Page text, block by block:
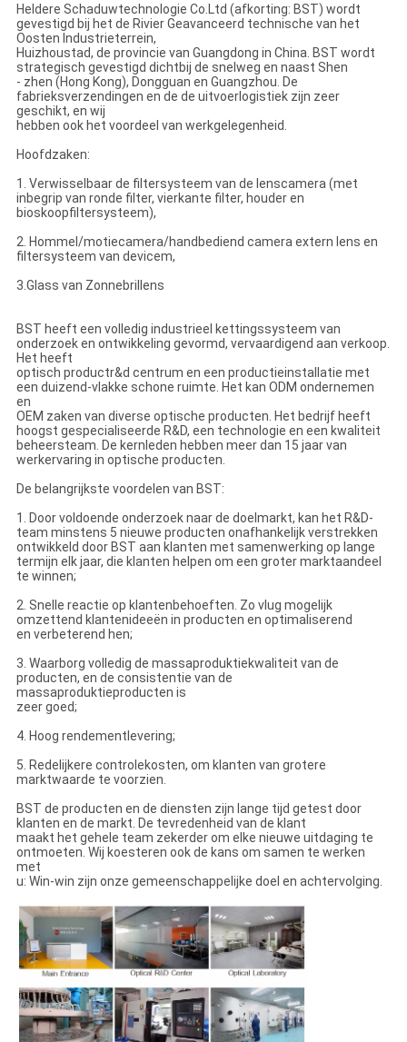
Heldere Schaduwtechnologie Co.Ltd (afkorting: BST) wordt
gevestigd bij het de Rivier Geavanceerd technische van het
Oosten Industrieterrein,
Huizhoustad, de provincie van Guangdong in China. BST wordt
strategisch gevestigd dichtbij de snelweg en naast Shen
- zhen (Hong Kong), Dongguan en Guangzhou. De
fabrieksverzendingen en de de uitvoerlogistiek zijn zeer
geschikt, en wij
hebben ook het voordeel van werkgelegenheid.
Hoofdzaken:
1. Verwisselbaar de filtersysteem van de lenscamera (met
inbegrip van ronde filter, vierkante filter, houder en
bioskoopfiltersysteem),
2. Hommel/motiecamera/handbediend camera extern lens en
filtersysteem van devicem,
3.Glass van Zonnebrillens
BST heeft een volledig industrieel kettingssysteem van
onderzoek en ontwikkeling gevormd, vervaardigend aan verkoop.
Het heeft
optisch productr&d centrum en een productieinstallatie met
een duizend-vlakke schone ruimte. Het kan ODM ondernemen
en
OEM zaken van diverse optische producten. Het bedrijf heeft
hoogst gespecialiseerde R&D, een technologie en een kwaliteit
beheersteam. De kernleden hebben meer dan 15 jaar van
werkervaring in optische producten.
De belangrijkste voordelen van BST:
1. Door voldoende onderzoek naar de doelmarkt, kan het R&D-
team minstens 5 nieuwe producten onafhankelijk verstrekken
ontwikkeld door BST aan klanten met samenwerking op lange
termijn elk jaar, die klanten helpen om een groter marktaandeel
te winnen;
2. Snelle reactie op klantenbehoeften. Zo vlug mogelijk
omzettend klantenideeën in producten en optimaliserend
en verbeterend hen;
3. Waarborg volledig de massaproduktiekwaliteit van de
producten, en de consistentie van de
massaproduktieproducten is
zeer goed;
4. Hoog rendementlevering;
5. Redelijkere controlekosten, om klanten van grotere
marktwaarde te voorzien.
BST de producten en de diensten zijn lange tijd getest door
klanten en de markt. De tevredenheid van de klant
maakt het gehele team zekerder om elke nieuwe uitdaging te
ontmoeten. Wij koesteren ook de kans om samen te werken
met
u: Win-win zijn onze gemeenschappelijke doel en achtervolging.